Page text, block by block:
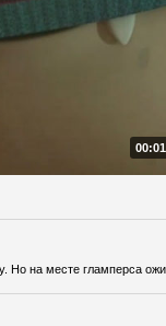
Но на месте гламперса